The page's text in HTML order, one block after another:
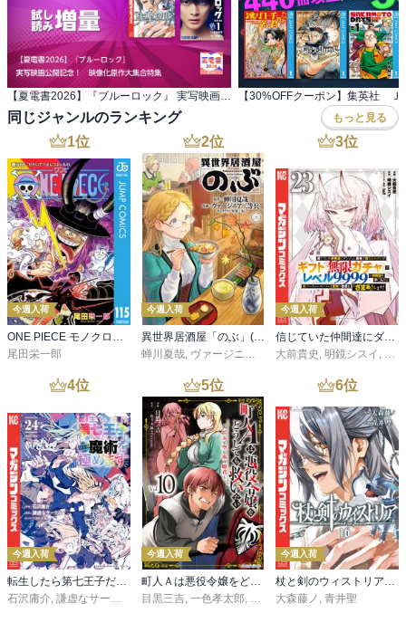
【夏電書2026】『ブルーロック』 実写映画公開記念！ 映像化原作大集合特集
同じジャンルのランキング もっと見る
1位
今週入荷
ONE PIECE モノクロ版 115
尾田栄一郎
2位
今週入荷
異世界居酒屋「のぶ」(22)
蝉川夏哉, ヴァージニア二等兵 ,転
3位
今週入荷
信じていた仲間達にダンジョン奥地で殺されかけたがギフト『無限ガチャ』でレベル９９９９の仲間達を手に入れて元パーティーメンバーと世界に復讐＆『ざまぁ！』します！（２３）
大前貴史 , 明鏡シスイ , ｔ
4位
今週入荷
石沢庸介 謙虚なサークル メル。
5位
今週入荷
目黒三吉 一色孝太郎 Parum
6位
今週入荷
大森藤ノ 青井聖